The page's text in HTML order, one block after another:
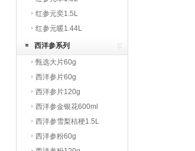
红参元奕1.5L
红参元暖1.44L
西洋参系列
甄选大片60g
西洋参片60g
西洋参片120g
西洋参金银花600ml
西洋参雪梨桔梗1.5L
西洋参粉60g